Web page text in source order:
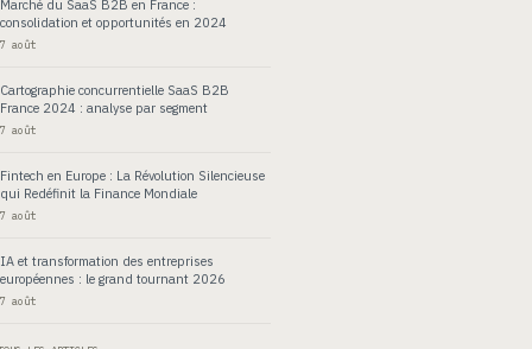
Marché du SaaS B2B en France :
consolidation et opportunités en 2024
7 août
Cartographie concurrentielle SaaS B2B
France 2024 : analyse par segment
7 août
Fintech en Europe : La Révolution Silencieuse
qui Redéfinit la Finance Mondiale
7 août
IA et transformation des entreprises
européennes : le grand tournant 2026
7 août